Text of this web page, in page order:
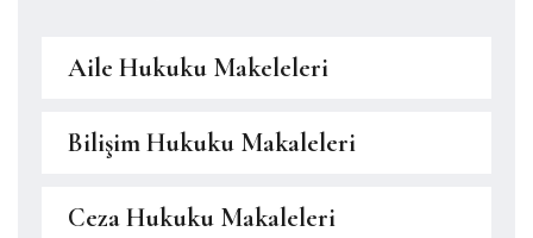
Aile Hukuku Makeleleri
Bilişim Hukuku Makaleleri
Ceza Hukuku Makaleleri